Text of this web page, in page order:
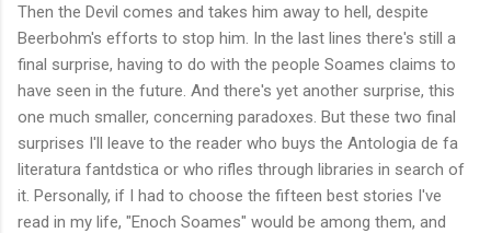
Then the Devil comes and takes him away to hell, despite
Beerbohm's efforts to stop him. In the last lines there's still a
final surprise, having to do with the people Soames claims to
have seen in the future. And there's yet another surprise, this
one much smaller, concerning paradoxes. But these two final
surprises I'll leave to the reader who buys the Antologia de fa
literatura fantdstica or who rifles through libraries in search of
it. Personally, if I had to choose the fifteen best stories I've
read in my life, "Enoch Soames" would be among them, and